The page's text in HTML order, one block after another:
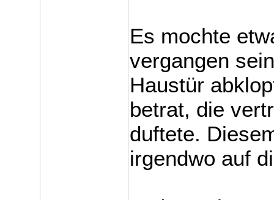
Es mochte
vergangen
Haustür
betrat, die
duftete.
irgendwo auf